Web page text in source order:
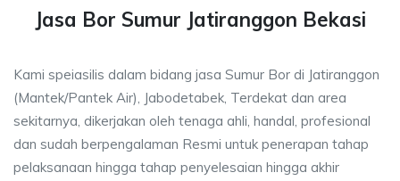
Jasa Bor Sumur Jatiranggon Bekasi
Kami speiasilis dalam bidang jasa Sumur Bor di Jatiranggon
(Mantek/Pantek Air), Jabodetabek, Terdekat dan area
sekitarnya, dikerjakan oleh tenaga ahli, handal, profesional
dan sudah berpengalaman Resmi untuk penerapan tahap
pelaksanaan hingga tahap penyelesaian hingga akhir